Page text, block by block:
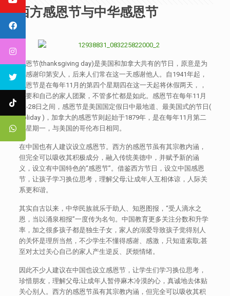
西方感恩节与中华感恩节
感恩节(thanksgiving day)是美国和加拿大共有的节日，原意是为
了感谢印第安人，后来人们常在这一天感谢他人。自1941年起，
感恩节是在每年11月的第四个星期四在这一天起将休假两天，，
都要和自己的家人团聚，不管多忙都是如此。感恩节在每年11月
22-28日之间，感恩节是美国国定假日中最地道、最美国式的节日(
holiday )，加拿大的感恩节则起始于1879年，是在每年11月第二
个星期一，与美国的哥伦布日相同。
在中国也有人建议设立感恩节。西方的感恩节虽有其宗教内涵，
但完全可以吸收其积极成分，融入传统美德中，并赋予新的涵
义，设立有中国特色的“感恩节”。借鉴西方节日，设立中国感恩
节，让孩子学习换位思考，理解父母;让成年人互相体谅，人际关
系更和谐。
其实自古以来，中华民族就乐于助人、知恩图报，“受人滴水之
恩，当以涌泉相报”一度传为名句。中国教育更多关注分数和升学
率，加之很多孩子都是独生子女，家人的溺爱导致孩子觉得别人
的关怀是理所当然，不少学生不懂得感谢、感激，只知道索取;甚
至对太过关心自己的家人产生逆反、厌烦情绪。
因此不少人建议在中国也设立感恩节，让学生们学习换位思考，
珍惜朋友，理解父母;让成年人暂停麻木冷漠的心，真诚地去体贴
关心别人。西方的感恩节虽有其宗教内涵，但完全可以吸收其积